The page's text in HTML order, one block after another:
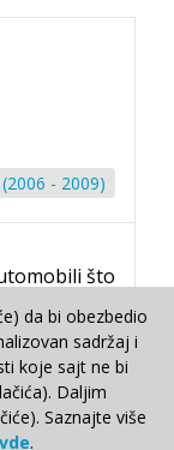
- 2009)
što
ks 2008
da bi obezbedio
sadržaj i
koje sajt ne bi
Daljim
Saznajte više
.